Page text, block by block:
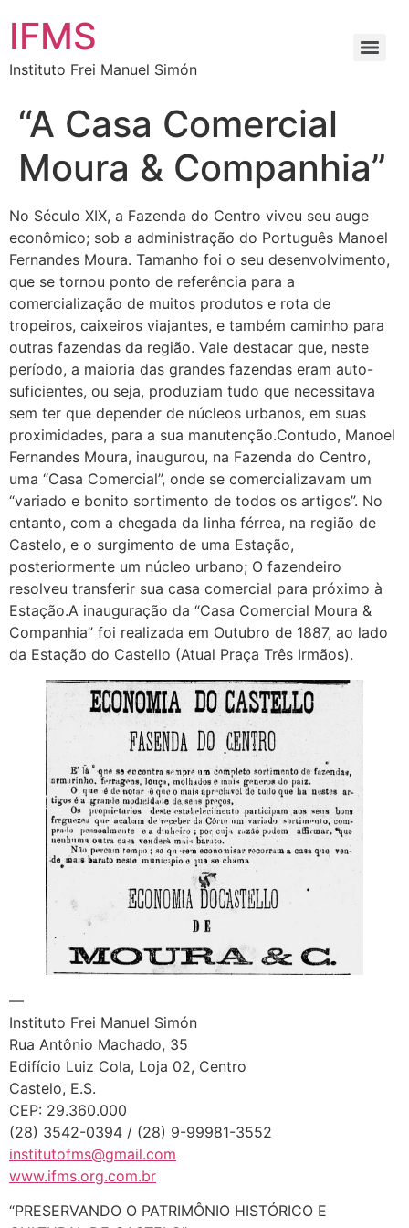
IFMS
Instituto Frei Manuel Simón
“A Casa Comercial
Moura & Companhia”
No Século XIX, a Fazenda do Centro viveu seu auge
econômico; sob a administração do Português Manoel
Fernandes Moura. Tamanho foi o seu desenvolvimento,
que se tornou ponto de referência para a
comercialização de muitos produtos e rota de
tropeiros, caixeiros viajantes, e também caminho para
outras fazendas da região. Vale destacar que, neste
período, a maioria das grandes fazendas eram auto-
suficientes, ou seja, produziam tudo que necessitava
sem ter que depender de núcleos urbanos, em suas
proximidades, para a sua manutenção.Contudo, Manoel
Fernandes Moura, inaugurou, na Fazenda do Centro,
uma “Casa Comercial”, onde se comercializavam um
“variado e bonito sortimento de todos os artigos”. No
entanto, com a chegada da linha férrea, na região de
Castelo, e o surgimento de uma Estação,
posteriormente um núcleo urbano; O fazendeiro
resolveu transferir sua casa comercial para próximo à
Estação.A inauguração da “Casa Comercial Moura &
Companhia” foi realizada em Outubro de 1887, ao lado
da Estação do Castello (Atual Praça Três Irmãos).
—
Instituto Frei Manuel Simón
Rua Antônio Machado, 35
Edifício Luiz Cola, Loja 02, Centro
Castelo, E.S.
CEP: 29.360.000
(28) 3542-0394 / (28) 9-99981-3552
institutofms@gmail.com
www.ifms.org.com.br
“PRESERVANDO O PATRIMÔNIO HISTÓRICO E